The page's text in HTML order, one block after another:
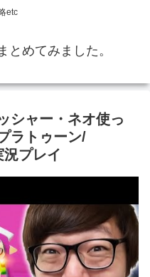
etc
とめてみました。
シャー・ネオ使っ
ラトゥーン/
プレイ